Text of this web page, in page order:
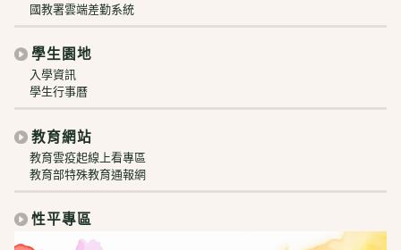
國教署雲端差勤系統
學生園地
入學資訊
學生行事曆
教育網站
教育雲疫起線上看專區
教育部特殊教育通報網
性平專區